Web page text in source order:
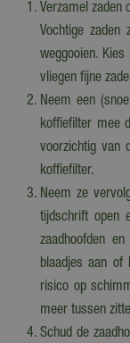
Verzamel zaden
Vochtige
weggooien.
vliegen fijne
Neem een
koffiefilter mee
voorzichtig van
koffiefilter.
Neem ze
tijdschrift open
zaadhoofden
blaadjes aan of
risico op
meer tussen
Schud de